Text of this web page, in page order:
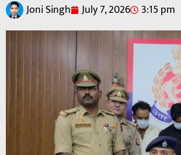
Joni Singh July 7, 2026 3:15 pm